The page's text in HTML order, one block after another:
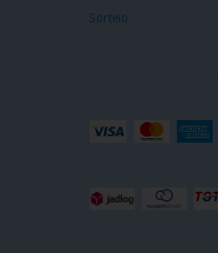
Sorteio